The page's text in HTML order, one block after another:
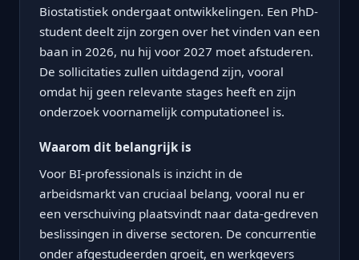
Biostatistiek ondergaat ontwikkelingen. Een PhD-
student deelt zijn zorgen over het vinden van een
baan in 2026, nu hij voor 2027 moet afstuderen.
De sollicitaties zullen uitdagend zijn, vooral
omdat hij geen relevante stages heeft en zijn
onderzoek voornamelijk computationeel is.
Waarom dit belangrijk is
Voor BI-professionals is inzicht in de
arbeidsmarkt van cruciaal belang, vooral nu er
een verschuiving plaatsvindt naar data-gedreven
beslissingen in diverse sectoren. De concurrentie
onder afgestudeerden groeit, en werkgevers